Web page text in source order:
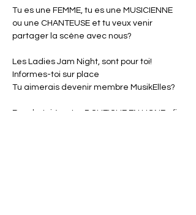
Tu es une FEMME, tu es une MUSICIENNE
ou une CHANTEUSE et tu veux venir
partager la scène avec nous?
Les Ladies Jam Night, sont pour toi!
Informes-toi sur place
Tu aimerais devenir membre MusikElles?
Rends-toi à notre BOUTIQUE EN LIGNE afin